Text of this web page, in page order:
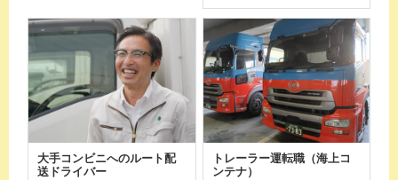
大手コンビニへのルート配
送ドライバー
トレーラー運転職（海上コ
ンテナ）